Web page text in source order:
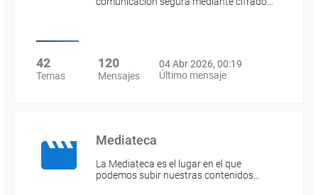
42
Temas
120
Mensajes
04 Abr 2026, 00:19
Último mensaje
Mediateca
La Mediateca es el lugar en el que
podemos subir nuestras contenidos…